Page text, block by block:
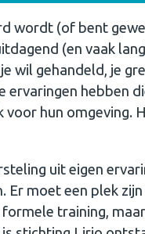
wordt (of bent
(en vaak
wil gehandeld, je
ervaringen hebben
hun omgeving.
uit eigen
Er moet een plek
training,